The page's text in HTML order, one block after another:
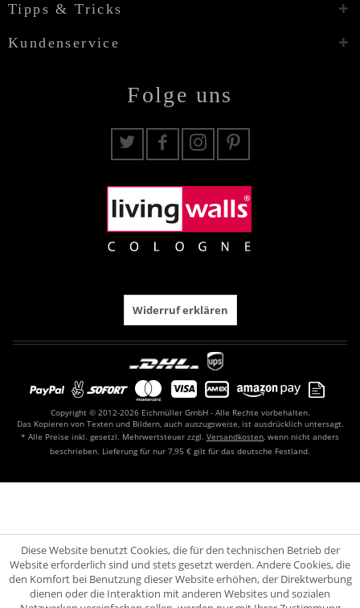
Tipps & Tricks
Kundenservice
Folge uns
Widerruf erklären
Copyright © 2012-2026 Eichmüller GmbH - Alle Rechte vorbehalten.
Das Kopieren von Texten und Bildern, auch auszugsweise, ist ausdrücklich untersagt.
* Alle Preise inkl. gesetzl. Mehrwertsteuer zzgl. Versandkosten, wenn nicht anders
beschrieben. Lieferung für nur 7,95 € gilt für das deutsche Festland.
Diese Website benutzt Cookies, die für den technischen Betrieb der
Website erforderlich sind und stets gesetzt werden. Andere Cookies, die
den Komfort bei Benutzung dieser Website erhöhen, der Direktwerbung
dienen oder die Interaktion mit anderen Websites und sozialen